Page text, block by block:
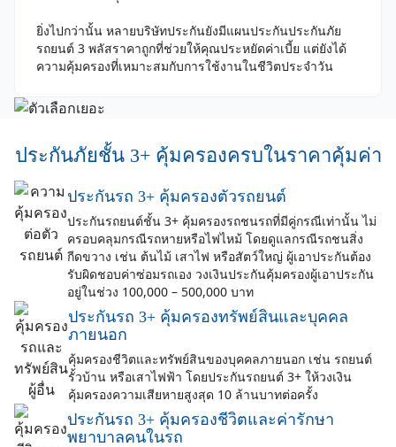
ยิ่งไปกว่านั้น หลายบริษัทประกันยังมีแผนประกันประกันภัย
รถยนต์ 3 พลัสราคาถูกที่ช่วยให้คุณประหยัดค่าเบี้ย แต่ยังได้
ความคุ้มครองที่เหมาะสมกับการใช้งานในชีวิตประจำวัน
ประกันภัยชั้น 3+ คุ้มครองครบในราคาคุ้มค่า
ประกันรถ 3+ คุ้มครองตัวรถยนต์
ประกันรถยนต์ชั้น 3+ คุ้มครองรถชนรถที่มีคู่กรณีเท่านั้น ไม่
ครอบคลุมกรณีรถหายหรือไฟไหม้ โดยดูแลกรณีรถชนสิ่ง
กีดขวาง เช่น ต้นไม้ เสาไฟ หรือสัตว์ใหญ่ ผู้เอาประกันต้อง
รับผิดชอบค่าซ่อมรถเอง วงเงินประกันคุ้มครองผู้เอาประกัน
อยู่ในช่วง 100,000 – 500,000 บาท
ประกันรถ 3+ คุ้มครองทรัพย์สินและบุคคล
ภายนอก
คุ้มครองชีวิตและทรัพย์สินของบุคคลภายนอก เช่น รถยนต์
รั้วบ้าน หรือเสาไฟฟ้า โดยประกันรถยนต์ 3+ ให้วงเงิน
คุ้มครองความเสียหายสูงสุด 10 ล้านบาทต่อครั้ง
ประกันรถ 3+ คุ้มครองชีวิตและค่ารักษา
พยาบาลคนในรถ